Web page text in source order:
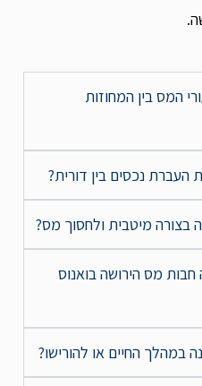
המס בין המחוזות
נכסים בין דורית?
בצורה מיטבית ולחסוך מס?
מס הירושה בואנוס
במהלך החיים או להורישו?